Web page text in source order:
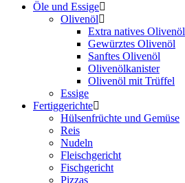
Öle und Essige
Olivenöl
Extra natives Olivenöl
Gewürztes Olivenöl
Sanftes Olivenöl
Olivenölkanister
Olivenöl mit Trüffel
Essige
Fertiggerichte
Hülsenfrüchte und Gemüse
Reis
Nudeln
Fleischgericht
Fischgericht
Pizzas